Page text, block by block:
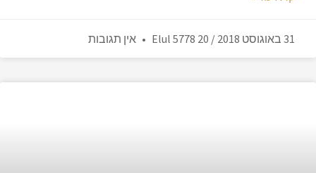
31 באוגוסט 2018 / 20 Elul 5778 אין תגובות